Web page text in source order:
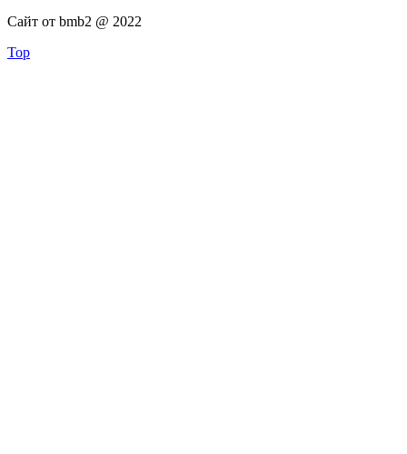
Сайт от bmb2 @ 2022
Top